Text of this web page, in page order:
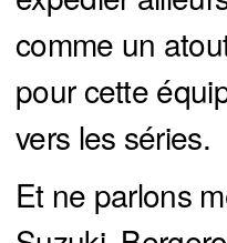
comme un
pour cette
vers les séries.
Et ne parlons